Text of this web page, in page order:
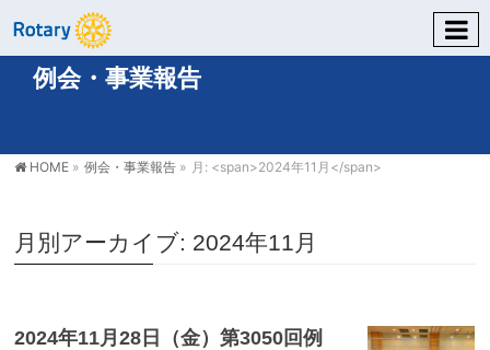
例会・事業報告
HOME » 例会・事業報告 » 月: <span>2024年11月</span>
月別アーカイブ: 2024年11月
2024年11月28日（金）第3050回例